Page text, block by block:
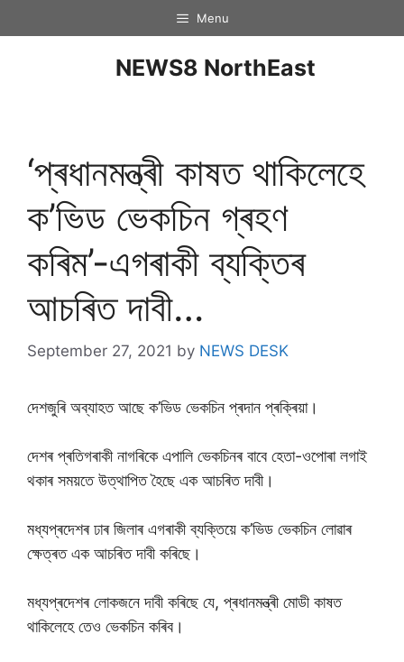
Menu
NEWS8 NorthEast
‘প্ৰধানমন্ত্ৰী কাষত থাকিলেহে
ক’ভিড ভেকচিন গ্ৰহণ
কৰিম’-এগৰাকী ব্যক্তিৰ
আচৰিত দাবী…
September 27, 2021 by NEWS DESK
দেশজুৰি অব্যাহত আছে ক’ভিড ভেকচিন প্ৰদান প্ৰক্ৰিয়া।
দেশৰ প্ৰতিগৰাকী নাগৰিকে এপালি ভেকচিনৰ বাবে হেতা-ওপোৰা লগাই
থকাৰ সময়তে উত্থাপিত হৈছে এক আচৰিত দাবী।
মধ্যপ্ৰদেশৰ ঢাৰ জিলাৰ এগৰাকী ব্যক্তিয়ে ক’ভিড ভেকচিন লোৱাৰ
ক্ষেত্ৰত এক আচৰিত দাবী কৰিছে।
মধ্যপ্ৰদেশৰ লোকজনে দাবী কৰিছে যে, প্ৰধানমন্ত্ৰী মোডী কাষত
থাকিলেহে তেও ভেকচিন কৰিব।